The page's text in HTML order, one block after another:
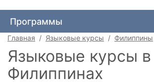
Программы
Среднее образование
Каникулы для детей
Школьные обмены
Главная Языковые курсы Филиппины
Языковые курсы в
Филиппинах